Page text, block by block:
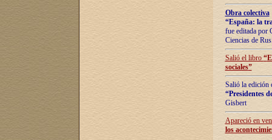
Obra colectiva
“España: la
fue editada por
Ciencias de
Salió el libro “
sociales”
Salió la edición
“Presidentes
Gisbert
Apareció en
los